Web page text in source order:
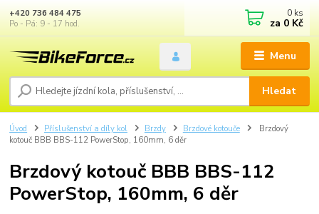
Menu
Hledat
+420 736 484 475
Po - Pá: 9 - 17 hod.
0 ks
za 0 Kč
Úvod Příslušenství a díly kol Brzdy Brzdové kotouče
Brzdový
kotouč BBB BBS-112 PowerStop, 160mm, 6 děr
Brzdový kotouč BBB BBS-112
PowerStop, 160mm, 6 děr